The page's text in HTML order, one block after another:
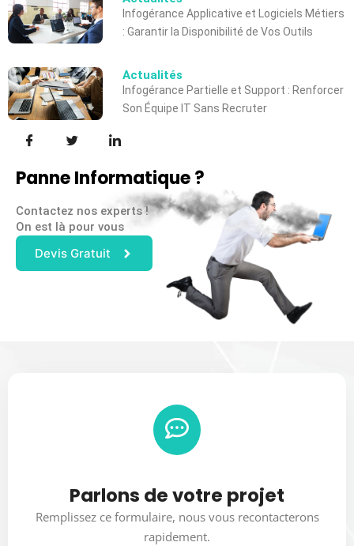
Infogérance Applicative et Logiciels Métiers
: Garantir la Disponibilité de Vos Outils
Actualités
Infogérance Partielle et Support : Renforcer
Son Équipe IT Sans Recruter
Panne Informatique ?
Contactez nos experts !
On est là pour vous
Devis Gratuit
Parlons de votre projet
Remplissez ce formulaire, nous vous recontacterons
rapidement.